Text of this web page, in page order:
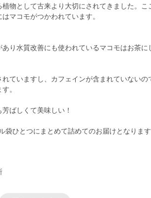
物として古来より大切にされてきました。こ
マコモがつかわれています。
り水質改善にも使われているマコモはお茶に
ていますし、カフェインが含まれていないの
。
ばしくて美味しい！
袋ひとつにまとめて詰めてのお届けとなります